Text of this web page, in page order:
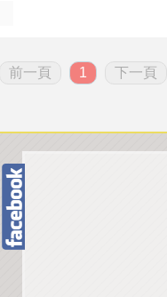
前一頁 1 下一頁